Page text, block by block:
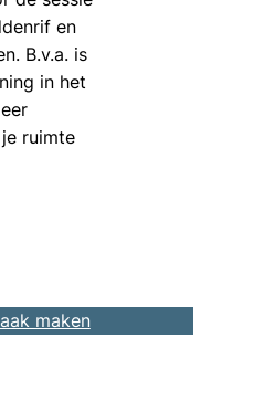
en
B.v.a. is
in het
ruimte
maken